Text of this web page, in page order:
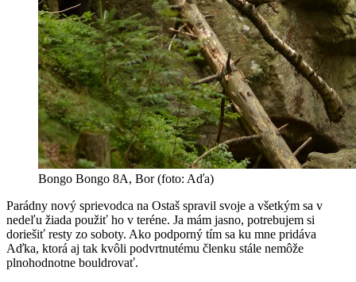
Bongo Bongo 8A, Bor (foto: Aďa)
Parádny nový sprievodca na Ostaš spravil svoje a všetkým sa v
nedeľu žiada použiť ho v teréne. Ja mám jasno, potrebujem si
doriešiť resty zo soboty. Ako podporný tím sa ku mne pridáva
Aďka, ktorá aj tak kvôli podvrtnutému členku stále nemôže
plnohodnotne bouldrovať.